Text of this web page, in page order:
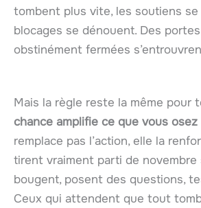
tombent plus vite, les soutiens
blocages se dénouent. Des
obstinément fermées
Mais la règle reste la même pour
chance amplifie ce que vous osez
remplace pas l’action, elle la
tirent vraiment parti de novembre
bougent, posent des questions,
Ceux qui attendent que tout